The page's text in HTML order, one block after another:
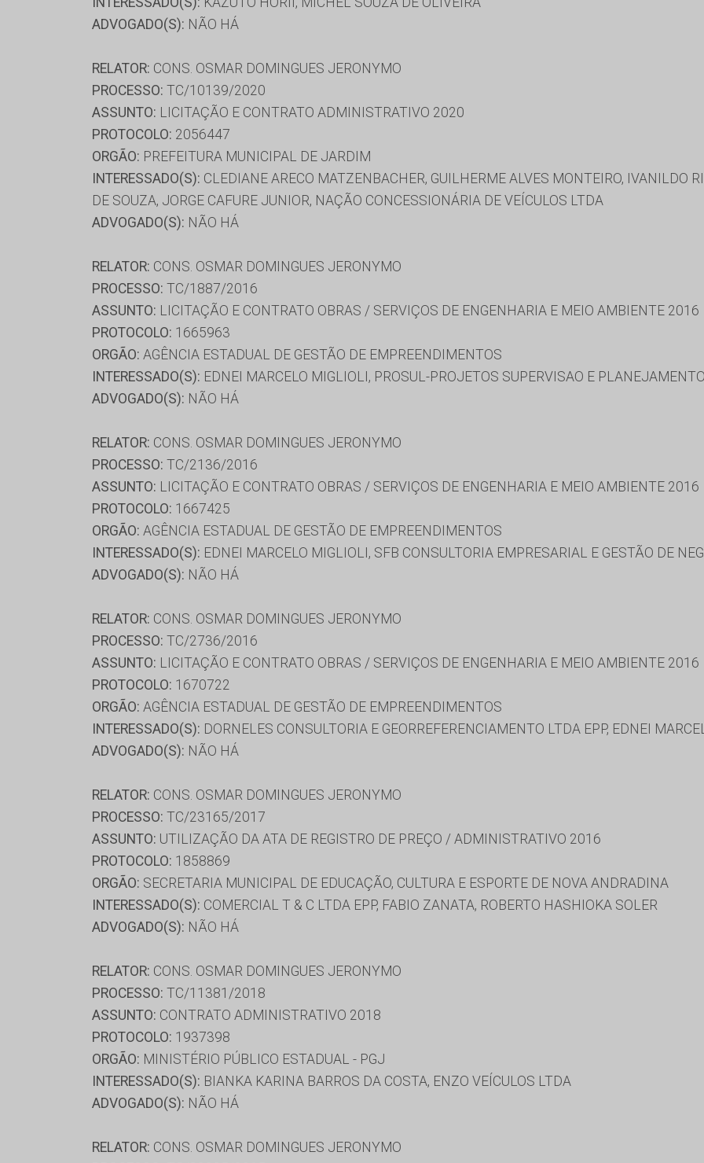
ADVOGADO(S): NÃO HÁ
RELATOR: CONS. OSMAR DOMINGUES JERONYMO
PROCESSO: TC/10139/2020
ASSUNTO: LICITAÇÃO E CONTRATO ADMINISTRATIVO 2020
PROTOCOLO: 2056447
ORGÃO: PREFEITURA MUNICIPAL DE JARDIM
INTERESSADO(S): CLEDIANE ARECO MATZENBACHER, GUILHERME ALVES MONTEIRO, IVANILDO
DE SOUZA, JORGE CAFURE JUNIOR, NAÇÃO CONCESSIONÁRIA DE VEÍCULOS LTDA
ADVOGADO(S): NÃO HÁ
RELATOR: CONS. OSMAR DOMINGUES JERONYMO
PROCESSO: TC/1887/2016
ASSUNTO: LICITAÇÃO E CONTRATO OBRAS / SERVIÇOS DE ENGENHARIA E MEIO AMBIENTE 2016
PROTOCOLO: 1665963
ORGÃO: AGÊNCIA ESTADUAL DE GESTÃO DE EMPREENDIMENTOS
INTERESSADO(S): EDNEI MARCELO MIGLIOLI, PROSUL-PROJETOS SUPERVISAO E
ADVOGADO(S): NÃO HÁ
RELATOR: CONS. OSMAR DOMINGUES JERONYMO
PROCESSO: TC/2136/2016
ASSUNTO: LICITAÇÃO E CONTRATO OBRAS / SERVIÇOS DE ENGENHARIA E MEIO AMBIENTE 2016
PROTOCOLO: 1667425
ORGÃO: AGÊNCIA ESTADUAL DE GESTÃO DE EMPREENDIMENTOS
INTERESSADO(S): EDNEI MARCELO MIGLIOLI, SFB CONSULTORIA EMPRESARIAL E GESTÃO DE
ADVOGADO(S): NÃO HÁ
RELATOR: CONS. OSMAR DOMINGUES JERONYMO
PROCESSO: TC/2736/2016
ASSUNTO: LICITAÇÃO E CONTRATO OBRAS / SERVIÇOS DE ENGENHARIA E MEIO AMBIENTE 2016
PROTOCOLO: 1670722
ORGÃO: AGÊNCIA ESTADUAL DE GESTÃO DE EMPREENDIMENTOS
INTERESSADO(S): DORNELES CONSULTORIA E GEORREFERENCIAMENTO LTDA EPP, EDNEI
ADVOGADO(S): NÃO HÁ
RELATOR: CONS. OSMAR DOMINGUES JERONYMO
PROCESSO: TC/23165/2017
ASSUNTO: UTILIZAÇÃO DA ATA DE REGISTRO DE PREÇO / ADMINISTRATIVO 2016
PROTOCOLO: 1858869
ORGÃO: SECRETARIA MUNICIPAL DE EDUCAÇÃO, CULTURA E ESPORTE DE NOVA ANDRADINA
INTERESSADO(S): COMERCIAL T & C LTDA EPP, FABIO ZANATA, ROBERTO HASHIOKA SOLER
ADVOGADO(S): NÃO HÁ
RELATOR: CONS. OSMAR DOMINGUES JERONYMO
PROCESSO: TC/11381/2018
ASSUNTO: CONTRATO ADMINISTRATIVO 2018
PROTOCOLO: 1937398
ORGÃO: MINISTÉRIO PÚBLICO ESTADUAL - PGJ
INTERESSADO(S): BIANKA KARINA BARROS DA COSTA, ENZO VEÍCULOS LTDA
ADVOGADO(S): NÃO HÁ
RELATOR: CONS. OSMAR DOMINGUES JERONYMO